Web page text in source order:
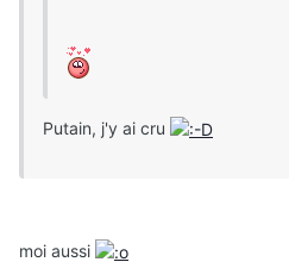
Putain, j'y ai cru
moi aussi